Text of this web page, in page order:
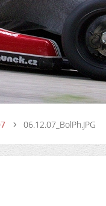
06.12.07_BolPh.JPG